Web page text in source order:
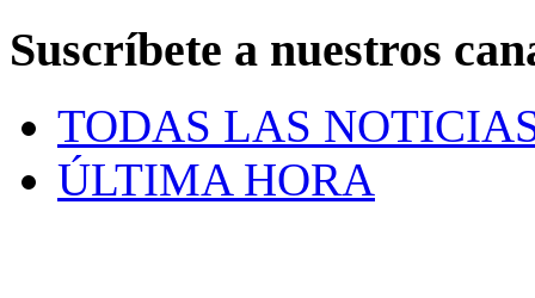
Suscríbete a nuestros
TODAS LAS
ÚLTIMA HORA